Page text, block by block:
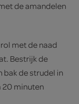
de amandelen
met de naad
Bestrijk de
bak de strudel in
20 minuten